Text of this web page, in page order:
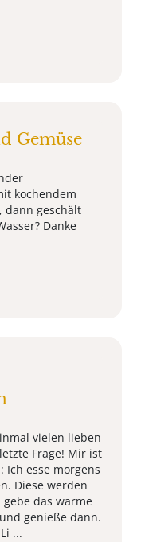
Gemüse
kochendem
dann geschält
Danke
vielen lieben
Frage! Mir ist
Ich esse morgens
Diese werden
das warme
genieße dann.
...